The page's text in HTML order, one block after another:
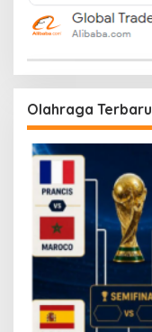
Olahraga Terbaru